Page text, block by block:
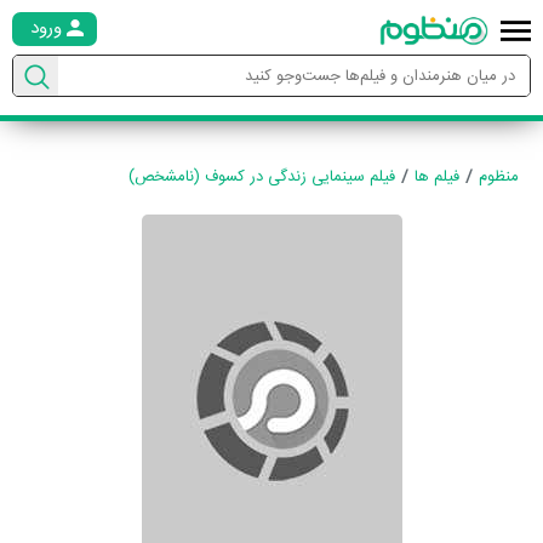
ورود
منظوم فیلم ها فیلم سینمایی زندگی در کسوف (نامشخص)